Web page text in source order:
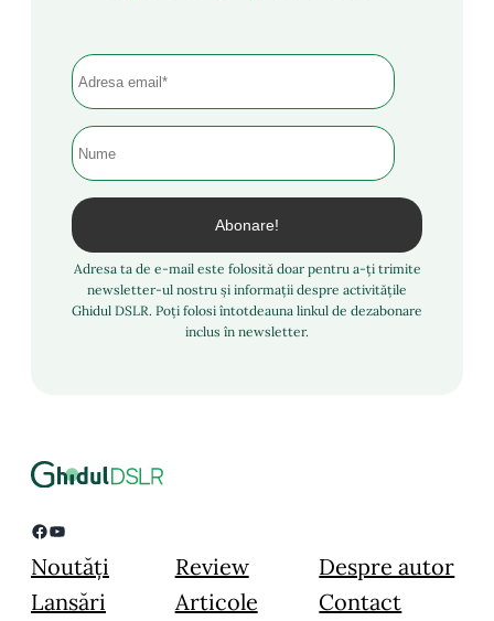
Adresa ta de e-mail este folosită doar pentru a-ți trimite
newsletter-ul nostru și informații despre activitățile
Ghidul DSLR. Poți folosi întotdeauna linkul de dezabonare
inclus în newsletter.
Facebook YouTube
Noutăți
Lansări
Review
Articole
Despre autor
Contact